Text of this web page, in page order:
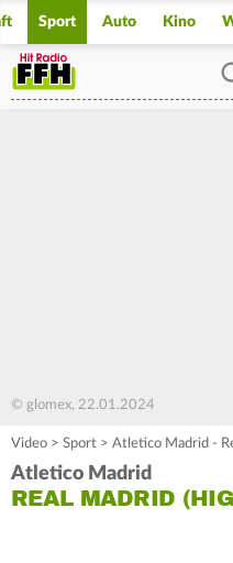
Sport Auto Kino
© glomex, 22.01.2024
Video > Sport > Atletico Madrid -
Atletico Madrid
REAL MADRID